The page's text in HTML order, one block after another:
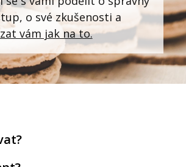
o své zkušenosti a
vám jak na to.